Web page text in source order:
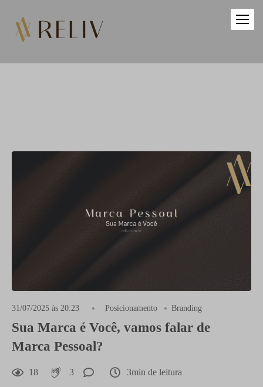
31/07/2025 às 20:23 Posicionamento Branding
Sua Marca é Você, vamos falar de
Marca Pessoal?
18 3 3min de leitura